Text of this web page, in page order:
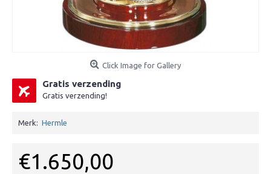
Click Image for Gallery
Gratis verzending
Gratis verzending!
Merk: Hermle
€1.650,00